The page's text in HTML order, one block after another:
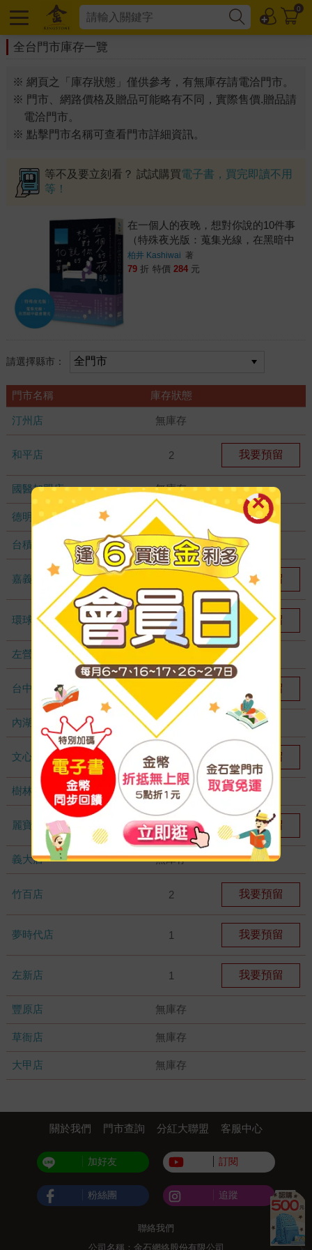
0
全台門市庫存一覽
※ 網頁之「庫存狀態」僅供參考，有無庫存請電洽門市。
※ 門市、網路價格及贈品可能略有不同，實際售價.贈品請
電洽門市。
※ 點擊門市名稱可查看門市詳細資訊。
等不及要立刻看？ 試試購買電子書，買完即讀不用
等！
在一個人的夜晚，想對你說的10件事
（特殊夜光版：蒐集光線，在黑暗中
就會發光）
柏井 Kashiwai 著
79 折 特價 284 元
請選擇縣市：
門市名稱 庫存狀態
汀州店 無庫存
和平店 2 我要預留
國醫加盟店 無庫存
德明加盟店 無庫存
台積店 無庫存
嘉義耐斯店 我要預留
環球店 1 我要預留
左營店
台中秀泰店 我要預留
內湖大潤發 無庫存
文心店 2 我要預留
樹林店 無庫存
麗寶店 1 我要預留
義大店 無庫存
竹百店 2 我要預留
夢時代店 1 我要預留
左新店 1 我要預留
豐原店 無庫存
草衙店 無庫存
大甲店 無庫存
關於我們 門市查詢 分紅大聯盟 客服中心
加好友 訂閱
粉絲團 追蹤
聯絡我們
公司名稱：金石網絡股份有限公司